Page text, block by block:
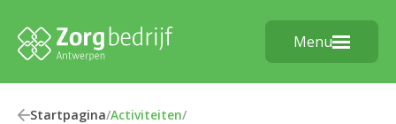
Menu
Startpagina/Activiteiten/